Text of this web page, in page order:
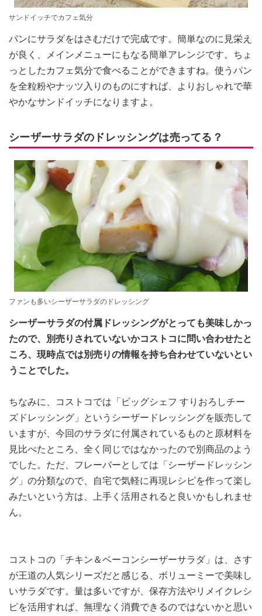
サンドイッチでカフェ気分
パンにサラダをはさむだけで完成です。簡単なのに見栄え
が良く、メインメニューにもなる簡単アレンジです。ちょ
っとしたカフェ気分で食べることができますね。使うパン
を全粒粉やナッツ入りのものにすれば、よりおしゃれで華
やかなサンドイッチになりますよ。
シーザーサラダのドレッシングは売ってる？
ファンも多いシーザーサラダのドレッシング
シーザーサラダの付属ドレッシングがとっても美味しかっ
たので、別売りされていないかコストコに問い合わせたと
ころ、現時点では別売りの情報を持ち合わせていないとい
うことでした。
ちなみに、コストコでは「ビッグシェフ すりおろしチー
ズドレッシング」というシーザードレッシングを販売して
いますが、今回のサラダに付属されているものと原材料を
見比べたところ、全く同じではなかったので別商品のよう
でした。ただ、フレーバーとしては「シーザードレッシン
グ」の分類なので、自宅で気軽に再現レシピを作って楽し
みたいという方は、上手く活用されると良いかもしれませ
ん。
コストコの「チキン＆ベーコンシーザーサラダ」は、さす
が王道の人気シリーズだと感じる、ボリューミーで美味し
いサラダです。量は多いですが、保存方法やリメイクレシ
ピを活用すれば、無理なく消費できるのではないかと思い